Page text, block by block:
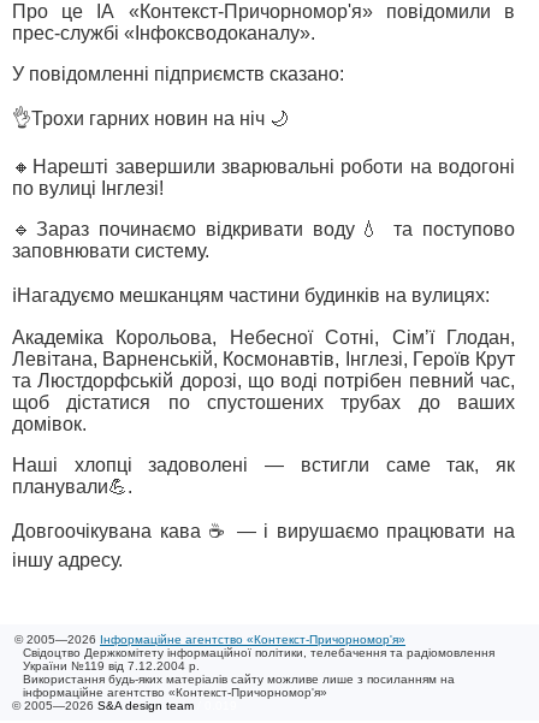
Про це ІА «Контекст-Причорномор'я» повідомили в
прес-службі «Інфоксводоканалу».
У повідомленні підприємств сказано:
👌Трохи гарних новин на ніч 🌙
🔸Нарешті завершили зварювальні роботи на водогоні
по вулиці Інглезі!
🔹Зараз починаємо відкривати воду💧 та поступово
заповнювати систему.
ℹ️Нагадуємо мешканцям частини будинків на вулицях:
Академіка Корольова, Небесної Сотні, Сім’ї Глодан,
Левітана, Варненській, Космонавтів, Інглезі, Героїв Крут
та Люстдорфській дорозі, що воді потрібен певний час,
щоб дістатися по спустошених трубах до ваших
домівок.
Наші хлопці задоволені — встигли саме так, як
планували💪.
Довгоочікувана кава ☕ — і вирушаємо працювати на
іншу адресу.
© 2005—2026 Інформаційне агентство «Контекст-Причорномор'я»
Свідоцтво Держкомітету інформаційної політики, телебачення та радіомовлення
України №119 від 7.12.2004 р.
Використання будь-яких матеріалів сайту можливе лише з посиланням на
інформаційне агентство «Контекст-Причорномор'я»
© 2005—2026 S&A design team